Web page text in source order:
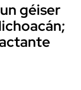
géiser